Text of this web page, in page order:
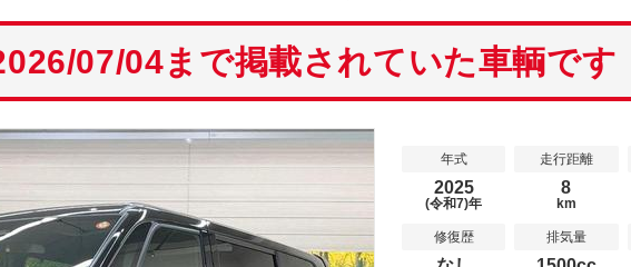
07/04まで掲載されていた車輌です
年式
2025
(令和7)年
走行距離
8
km
修復歴 排気量